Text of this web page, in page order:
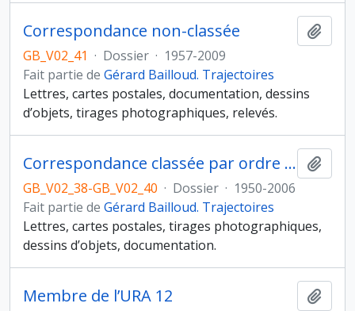
Correspondance non-classée
GB_V02_41 · Dossier · 1957-2009
Fait partie de Gérard Bailloud. Trajectoires
Lettres, cartes postales, documentation, dessins
d’objets, tirages photographiques, relevés.
Correspondance classée par ordre alphabétique
GB_V02_38-GB_V02_40 · Dossier · 1950-2006
Fait partie de Gérard Bailloud. Trajectoires
Lettres, cartes postales, tirages photographiques,
dessins d’objets, documentation.
Membre de l’URA 12